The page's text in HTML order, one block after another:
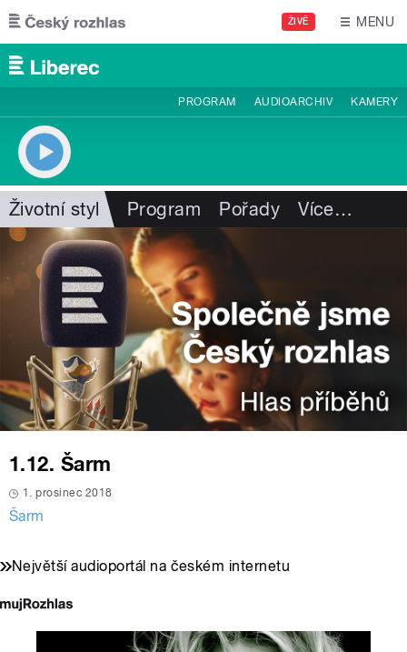
Přejít k hlavnímu obsahu
ŽIVĚ MENU
PROGRAM AUDIOARCHIV KAMERY
Životní styl Program Pořady Více…
1.12. Šarm
1. prosinec 2018
Šarm
Největší audioportál na českém internetu